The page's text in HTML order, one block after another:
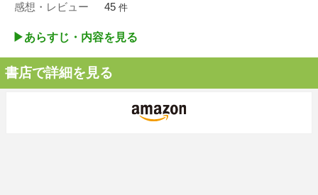
感想・レビュー 45 件
▶︎あらすじ・内容を見る
書店で詳細を見る